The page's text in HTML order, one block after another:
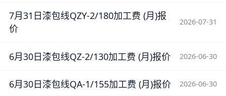
7月31日漆包线QZY-2/180加工费 (月)报
价
2026-07-31
6月30日漆包线QZ-2/130加工费 (月)报价 2026-06-30
6月30日漆包线QA-1/155加工费 (月)报价 2026-06-30